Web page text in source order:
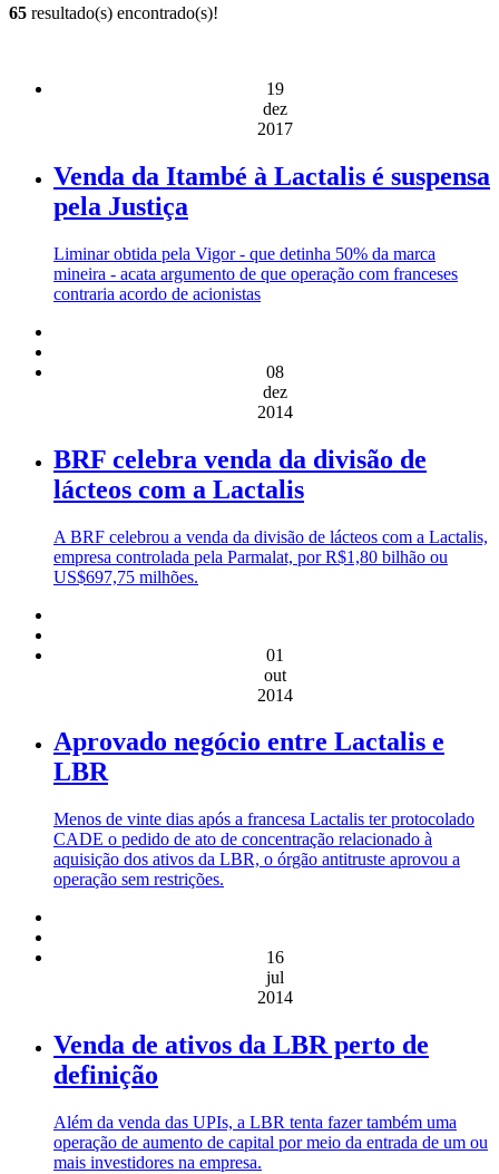
65 resultado(s) encontrado(s)!
19
dez
2017
Venda da Itambé à Lactalis é suspensa
pela Justiça
Liminar obtida pela Vigor - que detinha 50% da marca
mineira - acata argumento de que operação com franceses
contraria acordo de acionistas
08
dez
2014
BRF celebra venda da divisão de
lácteos com a Lactalis
A BRF celebrou a venda da divisão de lácteos com a Lactalis,
empresa controlada pela Parmalat, por R$1,80 bilhão ou
US$697,75 milhões.
01
out
2014
Aprovado negócio entre Lactalis e
LBR
Menos de vinte dias após a francesa Lactalis ter protocolado
CADE o pedido de ato de concentração relacionado à
aquisição dos ativos da LBR, o órgão antitruste aprovou a
operação sem restrições.
16
jul
2014
Venda de ativos da LBR perto de
definição
Além da venda das UPIs, a LBR tenta fazer também uma
operação de aumento de capital por meio da entrada de um ou
mais investidores na empresa.